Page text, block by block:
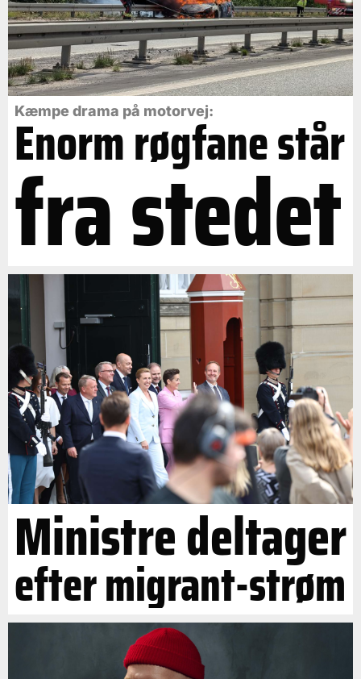
Kæmpe drama på motorvej:
Enorm røgfane står
fra stedet
Ministre deltager
efter migrant-strøm